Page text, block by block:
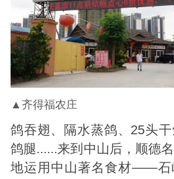
▲齐得福农庄
鸽吞翅、隔水蒸鸽、25头
鸽腿......来到中山后，顺德
地运用中山著名食材——石